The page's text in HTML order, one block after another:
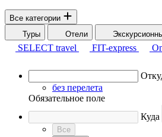
Все категории
Туры
Отели
SELECT travel
FIT-express
без перелета
Обязательное поле
Куда
Все